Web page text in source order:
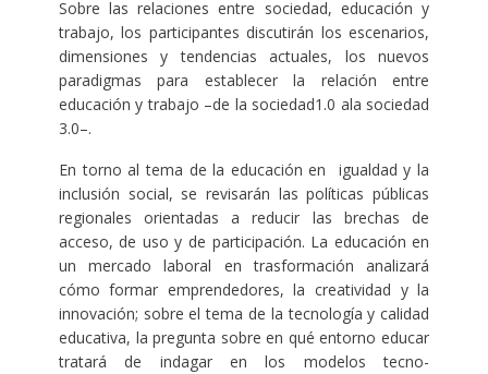
Sobre las relaciones entre sociedad, educación y
trabajo, los participantes discutirán los escenarios,
dimensiones y tendencias actuales, los nuevos
paradigmas para establecer la relación entre
educación y trabajo –de la sociedad1.0 ala sociedad
3.0–.
En torno al tema de la educación en igualdad y la
inclusión social, se revisarán las políticas públicas
regionales orientadas a reducir las brechas de
acceso, de uso y de participación. La educación en
un mercado laboral en trasformación analizará
cómo formar emprendedores, la creatividad y la
innovación; sobre el tema de la tecnología y calidad
educativa, la pregunta sobre en qué entorno educar
tratará de indagar en los modelos tecno-